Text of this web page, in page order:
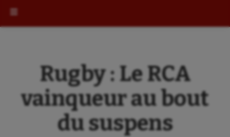
Rugby : Le RCA
vainqueur au bout
du suspens